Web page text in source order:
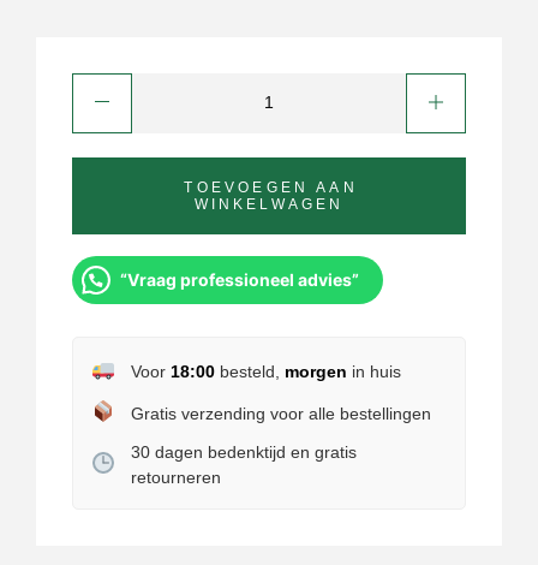
TOEVOEGEN AAN
WINKELWAGEN
“Vraag professioneel advies”
Voor 18:00besteld, morgen in huis
Gratis verzending voor alle bestellingen
30 dagen bedenktijd en gratis
retourneren